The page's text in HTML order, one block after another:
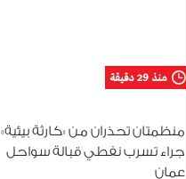
منذ 29 دقيقة
منظمتان تحذران من «كارثة بيئية»
جراء تسرب نفطي قبالة سواحل
عمان